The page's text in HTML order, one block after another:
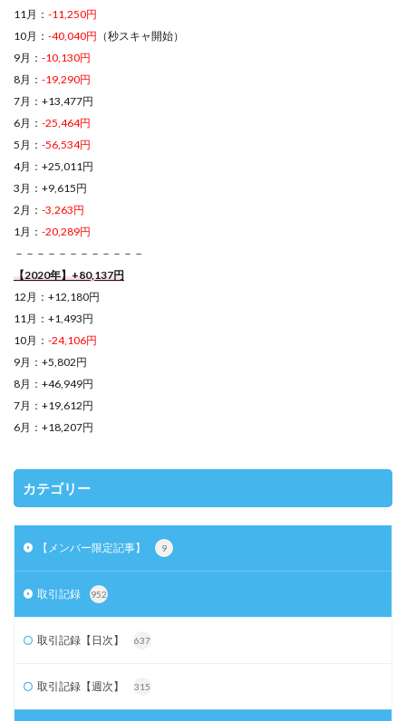
11月： -11,250円
10月： -40,040円 （秒スキャ開始）
9月： -10,130円
8月： -19,290円
7月：+13,477円
6月： -25,464円
5月： -56,534円
4月：+25,011円
3月：+9,615円
2月： -3,263円
1月： -20,289円
－－－－－－－－－－－－
【2020年】+80,137円
12月：+12,180円
11月：+1,493円
10月： -24,106円
9月：+5,802円
8月：+46,949円
7月：+19,612円
6月：+18,207円
カテゴリー
【メンバー限定記事】 9
取引記録 952
取引記録【日次】 637
取引記録【週次】 315